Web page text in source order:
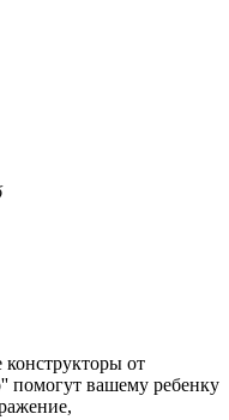
от
помогут вашему ребенку